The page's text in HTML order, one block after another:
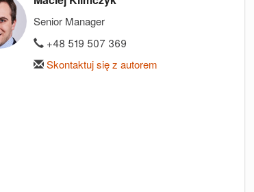
Senior Manager
+48 519 507 369
Skontaktuj się z autorem